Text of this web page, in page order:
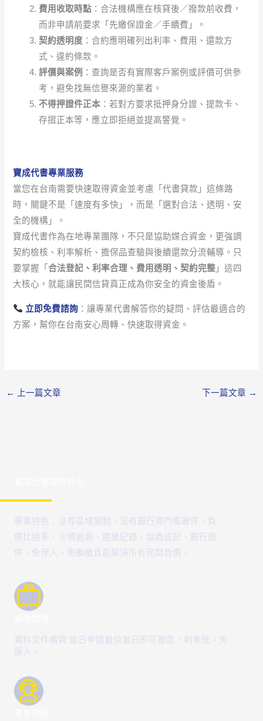
費用收取時點 ：合法機構應在核貸後／撥款前收費，
而非申請前要求「先繳保證金／手續費」。
契約透明度 ：合約應明確列出利率、費用、還款方
式、違約條款。
評價與案例 ：查詢是否有實際客戶案例或評價可供參
考，避免找無信譽來源的業者。
不得押證件正本 ：若對方要求抵押身分證、提款卡、
存摺正本等，應立即拒絕並提高警覺。
寶成代書專業服務
當您在台南需要快速取得資金並考慮「代書貸款」這條路
時，關鍵不是「速度有多快」，而是「選對合法、透明、安
全的機構」。
寶成代書作為在地專業團隊，不只是協助媒合資金，更強調
契約檢核、利率解析、擔保品查驗與後續還款分流輔導。只
要掌握「合法登記、利率合理、費用透明、契約完整 」這四
大核心，就能讓民間信貸真正成為你安全的資金後盾。
立即免費諮詢 ：讓專業代書解答你的疑問、評估最適合的
方案，幫你在台南安心周轉、快速取得資金。
← 上一篇文章 下一篇文章 →
專案特色：沒有區域限制、沒有銀行高門檻審件、負
債比過多、卡債過高、遲繳紀錄、協商註記、銀行退
件，免保人、免聯徵且能解決所有民間負債。
資料文件備齊 當日申請最快當日即可撥款，利率低，免
保人。